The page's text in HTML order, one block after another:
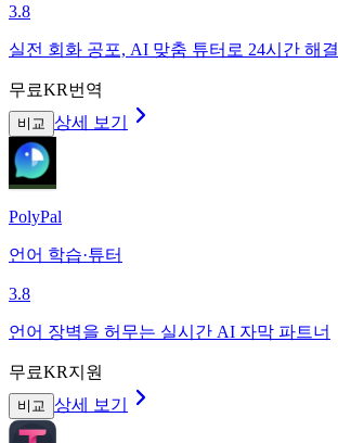
3.8
실전 회화 공포, AI 맞춤 튜터로 24시간 해결
무료KR번역
비교 상세 보기
PolyPal
언어 학습·튜터
3.8
언어 장벽을 허무는 실시간 AI 자막 파트너
무료KR지원
비교 상세 보기